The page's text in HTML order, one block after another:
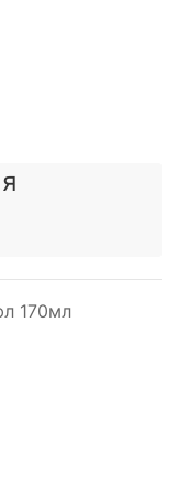
170мл